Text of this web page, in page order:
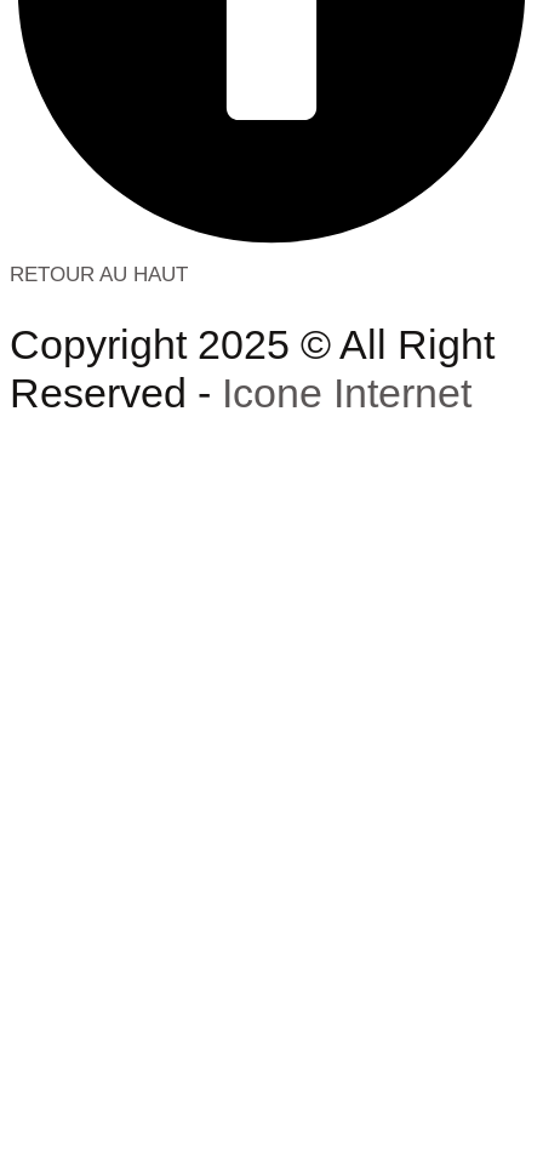
RETOUR AU HAUT
Copyright 2025 © All Right
Reserved - Icone Internet